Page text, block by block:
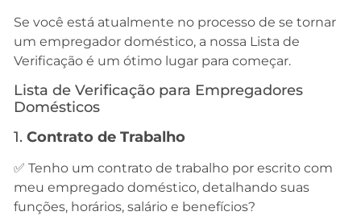
Se você está atualmente no processo de se tornar
um empregador doméstico, a nossa Lista de
Verificação é um ótimo lugar para começar.
Lista de Verificação para Empregadores
Domésticos
1. Contrato de Trabalho
✅ Tenho um contrato de trabalho por escrito com
meu empregado doméstico, detalhando suas
funções, horários, salário e benefícios?